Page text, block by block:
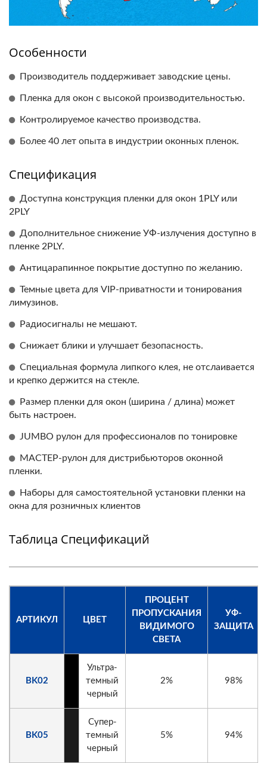
Особенности
Производитель поддерживает заводские цены.
Пленка для окон с высокой производительностью.
Контролируемое качество производства.
Более 40 лет опыта в индустрии оконных пленок.
Спецификация
Доступна конструкция пленки для окон 1PLY или
2PLY
Дополнительное снижение УФ-излучения доступно в
пленке 2PLY.
Антицарапинное покрытие доступно по желанию.
Темные цвета для VIP-приватности и тонирования
лимузинов.
Радиосигналы не мешают.
Снижает блики и улучшает безопасность.
Специальная формула липкого клея, не отслаивается
и крепко держится на стекле.
Размер пленки для окон (ширина / длина) может
быть настроен.
JUMBO рулон для профессионалов по тонировке
МАСТЕР-рулон для дистрибьюторов оконной
пленки.
Наборы для самостоятельной установки пленки на
окна для розничных клиентов
Таблица Спецификаций
АРТИКУЛ ЦВЕТ
ПРОЦЕНТ
ПРОПУСКАНИЯ
ВИДИМОГО
СВЕТА
УФ-
ЗАЩИТА
BK02
Ультра-
темный
черный
2% 98%
BK05
Супер-
темный
черный
5% 94%